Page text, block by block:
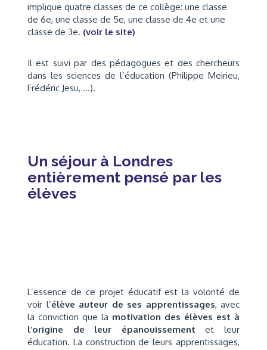
implique quatre classes de ce collège: une classe
de 6e, une classe de 5e, une classe de 4e et une
classe de 3e. (voir le site)
Il est suivi par des pédagogues et des chercheurs
dans les sciences de l’éducation (Philippe Meirieu,
Frédéric Jesu, …).
Un séjour à Londres
entièrement pensé par les
élèves
L’essence de ce projet éducatif est la volonté de
voir l’élève auteur de ses apprentissages, avec
la conviction que la motivation des élèves est à
l’origine de leur épanouissement et leur
éducation. La construction de leurs apprentissages,